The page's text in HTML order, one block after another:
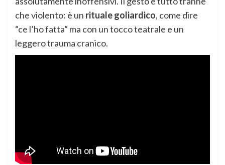
che violento: è un rituale goliardico, come dire
“ce l’ho fatta” ma con un tocco teatrale e un
leggero trauma cranico.